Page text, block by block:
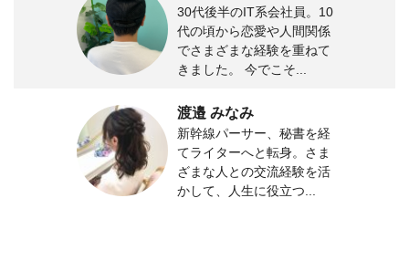
30代後半のIT系会社員。10
代の頃から恋愛や人間関係
でさまざまな経験を重ねて
きました。 今でこそ...
渡邉 みなみ
新幹線パーサー、秘書を経
てライターへと転身。さま
ざまな人との交流経験を活
かして、人生に役立つ...